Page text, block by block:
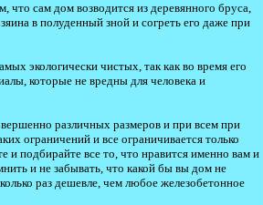
что сам дом возводится из деревянного бруса,
в полуденный зной и согреть его даже при
экологически чистых, так как во время его
которые не вредны для человека и
различных размеров и при всем при
ограничений и все ограничивается только
и подбирайте все то, что нравится именно вам и
и не забывать, что какой бы вы дом не
раз дешевле, чем любое железобетонное